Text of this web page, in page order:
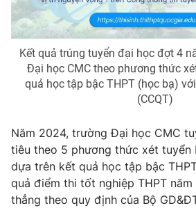
Cơ quan báo chí:Thời báo VTV
Giấy phép hoạt động báo in và báo điện
cấp ngày 29/12/2023
Tổng Biên tập:Vũ Thanh Thủy
Phó Tổng Biên tập:Nguyễn Thị Mỹ
Ðiện thoại Thời báo VTV:024.66 897
Email:toasoan@vtv.vn
Liên hệ quảng cáo:
024-7300.7108
Kết quả trúng tuyển đại học đợt 4
Đại học CMC theo phương thức
quả học tập bậc THPT (học bạ)
(CCQT)
Năm 2024, trường Đại học CMC
tiêu theo 5 phương thức xét tuyển
dựa trên kết quả học tập bậc
quả điểm thi tốt nghiệp THPT
thẳng theo quy định của Bộ